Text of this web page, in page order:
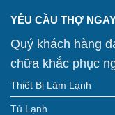
YÊU CẦU THỢ
Quý khách hàng
chữa khắc phục
Thiết Bị Làm Lạnh
Tủ Lạnh